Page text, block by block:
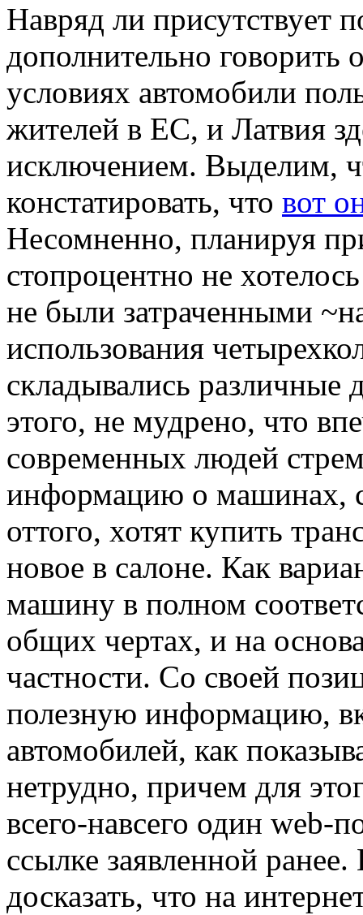
Нaвряд ли присутствуeт
дополнительно говорить
условиях автомобили
жителей в ЕС, и Латвия
исключением. Выделим,
констатировать, что вот
Несомненно, планируя
стопроцентно не
не были затраченными
использования
складывались
этого, не мудрено, что
современных людей
информацию о машинах,
оттого, хотят купить
новое в салоне. Как
машину в полном
общих чертах, и на
частности. Со своей
полезную информацию,
автомобилей, как
нетрудно, причем для
всего-навсего один web-
ссылке заявленной
досказать, что на